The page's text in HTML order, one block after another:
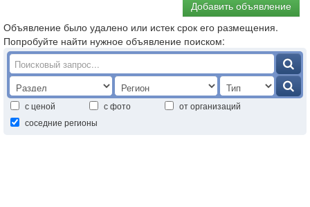
Добавить объявление
Объявление было удалено или истек срок его размещения.
Попробуйте найти нужное объявление поиском:
с ценой с фото
от организаций
соседние регионы